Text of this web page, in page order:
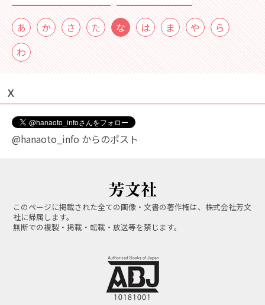
あ か さ た な は ま や
ら
わ
Ｘ
@hanaoto_info からのポスト
このページに掲載された全ての画像・文書の著作権は、株式会社芳文
社に帰属します。
無断での複製・掲載・転載・放送等を禁じます。